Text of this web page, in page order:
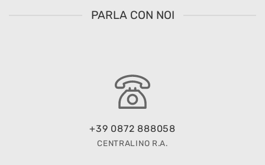
PARLA CON NOI
+39 0872 888058
CENTRALINO R.A.